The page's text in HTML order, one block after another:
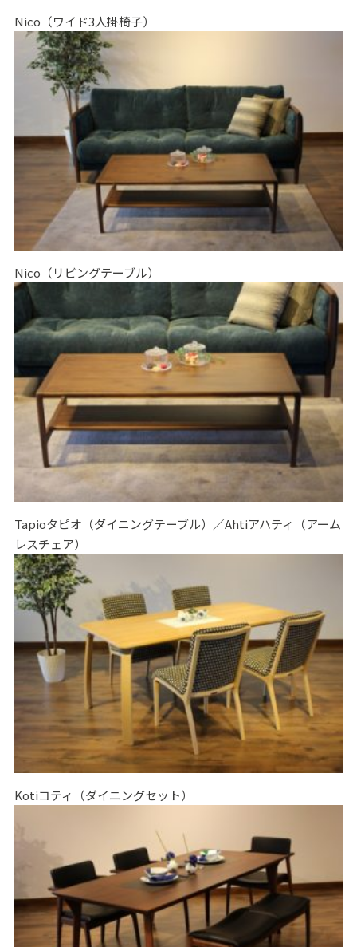
Nico（ワイド3人掛椅子）
Nico（リビングテーブル）
Tapioタピオ（ダイニングテーブル）／Ahtiアハティ（アーム
レスチェア）
Kotiコティ（ダイニングセット）